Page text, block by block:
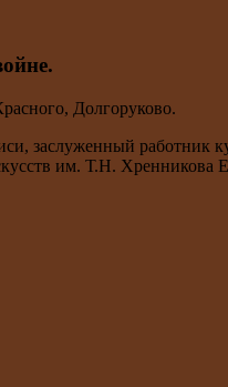
Долгоруково.
заслуженный работник
им. Т.Н. Хренникова